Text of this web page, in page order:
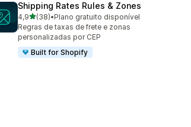
Shipping Rates Rules & Zones
4,9de 5 estrelas
(38)
38 avaliações ao todo
•Plano gratuito disponível
Regras de taxas de frete e zonas
personalizadas por CEP
Built for Shopify